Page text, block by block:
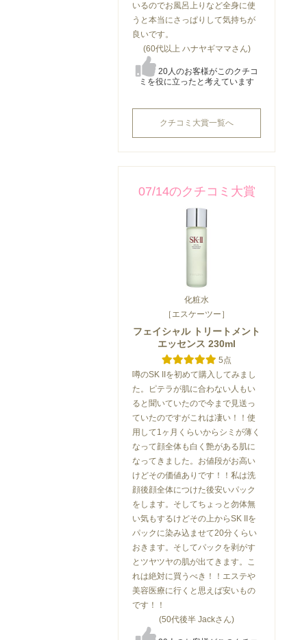
いるのでお風呂上りなど全身に使
うと本当にさっぱりして気持ちが
良いです。
(60代以上 ハナヤギママさん)
20人のお客様がこのクチコ
ミを役に立ったと考えています
クチコミ大賞一覧へ
07/14のクチコミ大賞
化粧水
［エスケーツー］
フェイシャル トリートメント
エッセンス 230ml
5点
噂のSK IIを初めて購入してみまし
た。ピテラが肌に合わない人もい
ると聞いていたので今まで見送っ
ていたのですがこれは凄い！！使
用して1ヶ月くらいからシミが薄く
なって顔全体も白く艶がある肌に
なってきました。お値段がお高い
けどその価値ありです！！私は洗
顔後顔全体につけた後安いパック
をします。そしてちょっと勿体無
い気もするけどその上からSK IIを
パックに染み込ませて20分くらい
おきます。そしてパックを剥がす
とツヤツヤの肌が出てきます。こ
れは絶対に買うべき！！エステや
美容医療に行くと思えば安いもの
です！！
(50代後半 Jackさん)